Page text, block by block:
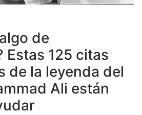
de
Estas 125 citas
de la leyenda del
Ali están